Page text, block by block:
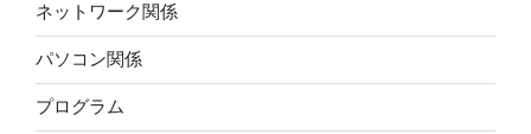
ネットワーク関係
パソコン関係
プログラム